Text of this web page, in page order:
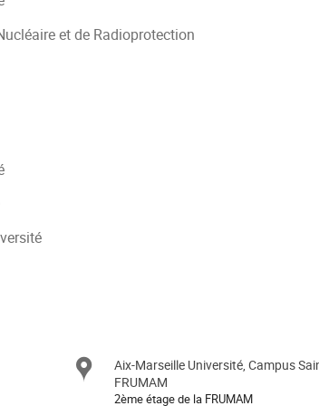
et de Radioprotection
Site
Aix-Marseille Université, Campus
FRUMAM
2ème étage de la FRUMAM